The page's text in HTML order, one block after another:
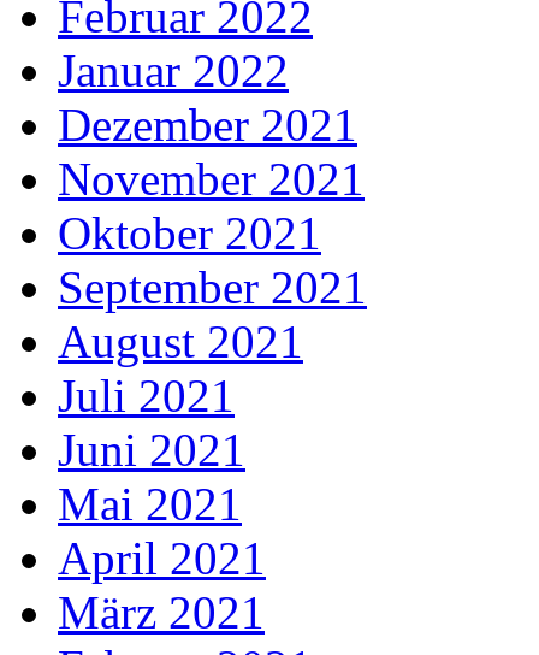
Februar 2022
Januar 2022
Dezember 2021
November 2021
Oktober 2021
September 2021
August 2021
Juli 2021
Juni 2021
Mai 2021
April 2021
März 2021